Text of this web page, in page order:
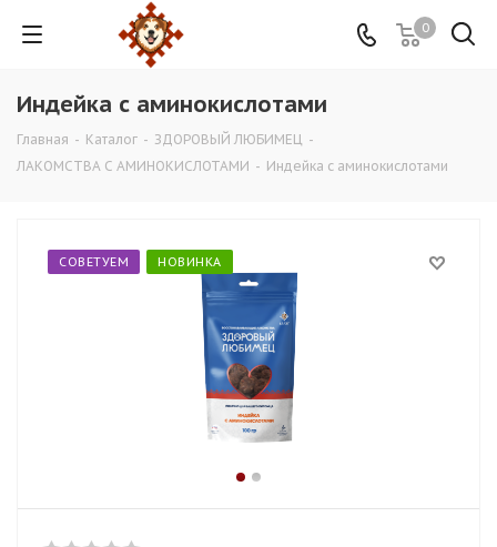
0
Индейка с аминокислотами
Главная - Каталог - ЗДОРОВЫЙ ЛЮБИМЕЦ -
ЛАКОМСТВА С АМИНОКИСЛОТАМИ - Индейка с аминокислотами
СОВЕТУЕМ НОВИНКА